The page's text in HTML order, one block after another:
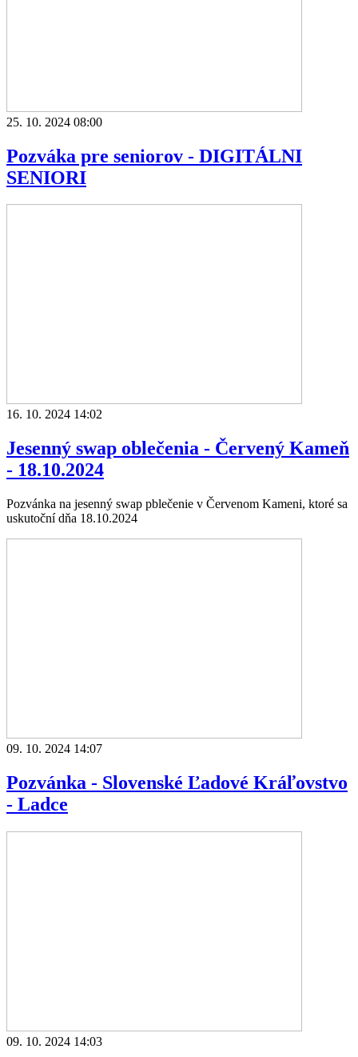
25. 10. 2024 08:00
Pozváka pre seniorov - DIGITÁLNI
SENIORI
16. 10. 2024 14:02
Jesenný swap oblečenia - Červený Kameň
- 18.10.2024
Pozvánka na jesenný swap pblečenie v Červenom Kameni, ktoré sa
uskutoční dňa 18.10.2024
09. 10. 2024 14:07
Pozvánka - Slovenské Ľadové Kráľovstvo
- Ladce
09. 10. 2024 14:03